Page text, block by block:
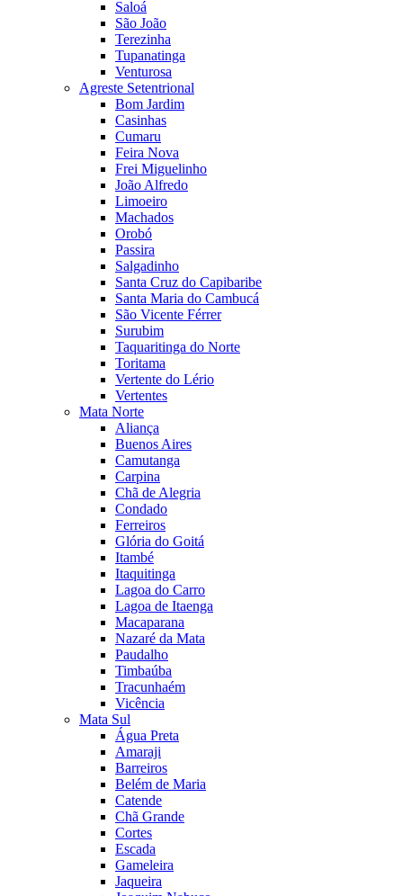
Saloá
São João
Terezinha
Tupanatinga
Venturosa
Agreste Setentrional
Bom Jardim
Casinhas
Cumaru
Feira Nova
Frei Miguelinho
João Alfredo
Limoeiro
Machados
Orobó
Passira
Salgadinho
Santa Cruz do Capibaribe
Santa Maria do Cambucá
São Vicente Férrer
Surubim
Taquaritinga do Norte
Toritama
Vertente do Lério
Vertentes
Mata Norte
Aliança
Buenos Aires
Camutanga
Carpina
Chã de Alegria
Condado
Ferreiros
Glória do Goitá
Itambé
Itaquitinga
Lagoa do Carro
Lagoa de Itaenga
Macaparana
Nazaré da Mata
Paudalho
Timbaúba
Tracunhaém
Vicência
Mata Sul
Água Preta
Amaraji
Barreiros
Belém de Maria
Catende
Chã Grande
Cortes
Escada
Gameleira
Jaqueira